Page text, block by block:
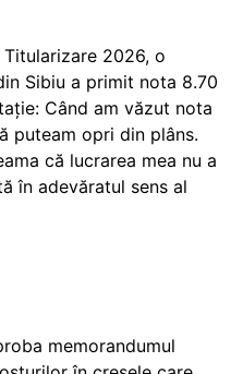
2026, o
Sibiu a primit nota 8.70
Când am văzut nota
puteam opri din plâns.
că lucrarea mea nu a
în adevăratul sens al
memorandumul